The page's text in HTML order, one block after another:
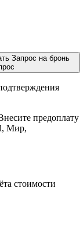
Запрос на бронь
предоплату
Мир,
стоимости